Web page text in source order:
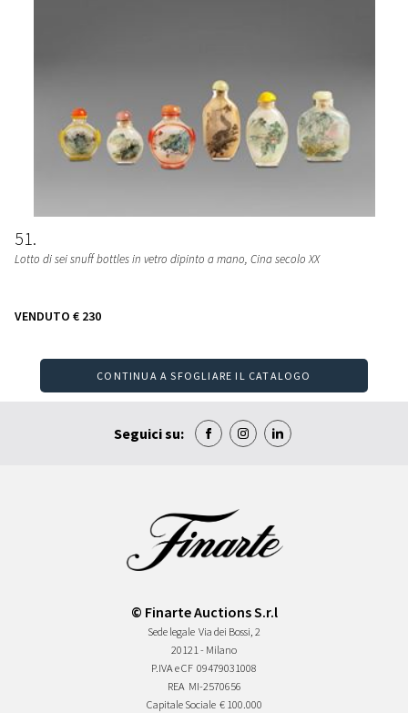
51
Lotto di sei snuff bottles in vetro dipinto a mano, Cina secolo XX
VENDUTO € 230
CONTINUA A SFOGLIARE IL CATALOGO
Seguici su:
© Finarte Auctions S.r.l
Sede legale Via dei Bossi, 2
20121 - Milano
P.IVA e CF 09479031008
REA MI-2570656
Capitale Sociale € 100.000